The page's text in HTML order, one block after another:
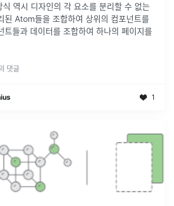
역시 디자인의 각 요소를 분리할 수 없는
된 Atom들을 조합하여 상위의 컴포넌트를
트들과 데이터를 조합하여 하나의 페이지를
댓글
1